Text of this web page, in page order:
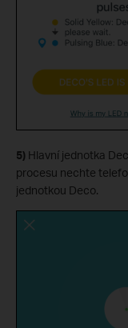
5) Hlavní jednotka
procesu nechte
jednotkou Deco.